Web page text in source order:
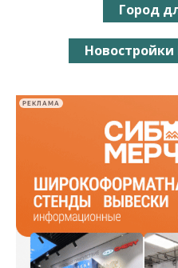
Город
Новостройки
РЕКЛАМА